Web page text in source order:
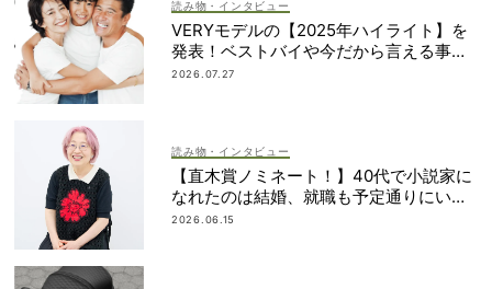
読み物・インタビュー
VERYモデルの【2025年ハイライト】を
発表！ベストバイや今だから言える事件
簿も大公開
2026.07.27
読み物・インタビュー
【直木賞ノミネート！】40代で小説家に
なれたのは結婚、就職も予定通りにいか
なかったから｜朝倉かすみさん
2026.06.15